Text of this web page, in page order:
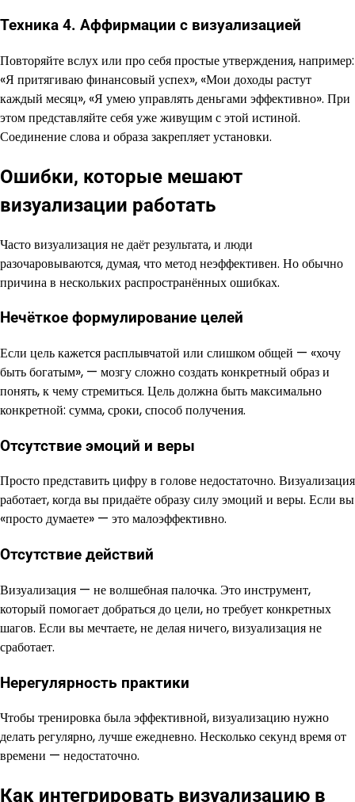
Техника 4. Аффирмации с визуализацией
Повторяйте вслух или про себя простые утверждения, например:
«Я притягиваю финансовый успех», «Мои доходы растут
каждый месяц», «Я умею управлять деньгами эффективно». При
этом представляйте себя уже живущим с этой истиной.
Соединение слова и образа закрепляет установки.
Ошибки, которые мешают
визуализации работать
Часто визуализация не даёт результата, и люди
разочаровываются, думая, что метод неэффективен. Но обычно
причина в нескольких распространённых ошибках.
Нечёткое формулирование целей
Если цель кажется расплывчатой или слишком общей — «хочу
быть богатым», — мозгу сложно создать конкретный образ и
понять, к чему стремиться. Цель должна быть максимально
конкретной: сумма, сроки, способ получения.
Отсутствие эмоций и веры
Просто представить цифру в голове недостаточно. Визуализация
работает, когда вы придаёте образу силу эмоций и веры. Если вы
«просто думаете» — это малоэффективно.
Отсутствие действий
Визуализация — не волшебная палочка. Это инструмент,
который помогает добраться до цели, но требует конкретных
шагов. Если вы мечтаете, не делая ничего, визуализация не
сработает.
Нерегулярность практики
Чтобы тренировка была эффективной, визуализацию нужно
делать регулярно, лучше ежедневно. Несколько секунд время от
времени — недостаточно.
Как интегрировать визуализацию в